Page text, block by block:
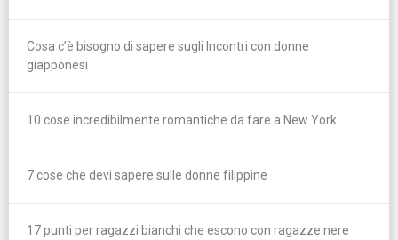
Cosa c’è bisogno di sapere sugli Incontri con donne
giapponesi
10 cose incredibilmente romantiche da fare a New York
7 cose che devi sapere sulle donne filippine
17 punti per ragazzi bianchi che escono con ragazze nere